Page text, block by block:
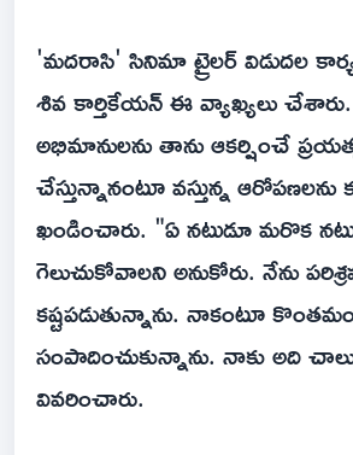
'మదరాసి' సినిమా ట్రైలర్ విడుదల
శివ కార్తికేయన్ ఈ వ్యాఖ్యలు
అభిమానులను తాను ఆకర్షించే
చేస్తున్నానంటూ వస్తున్న
ఖండించారు. "ఏ నటుడూ మరొక
గెలుచుకోవాలని అనుకోరు. నేను
కష్టపడుతున్నాను. నాకంటూ
సంపాదించుకున్నాను. నాకు అది
వివరించారు.